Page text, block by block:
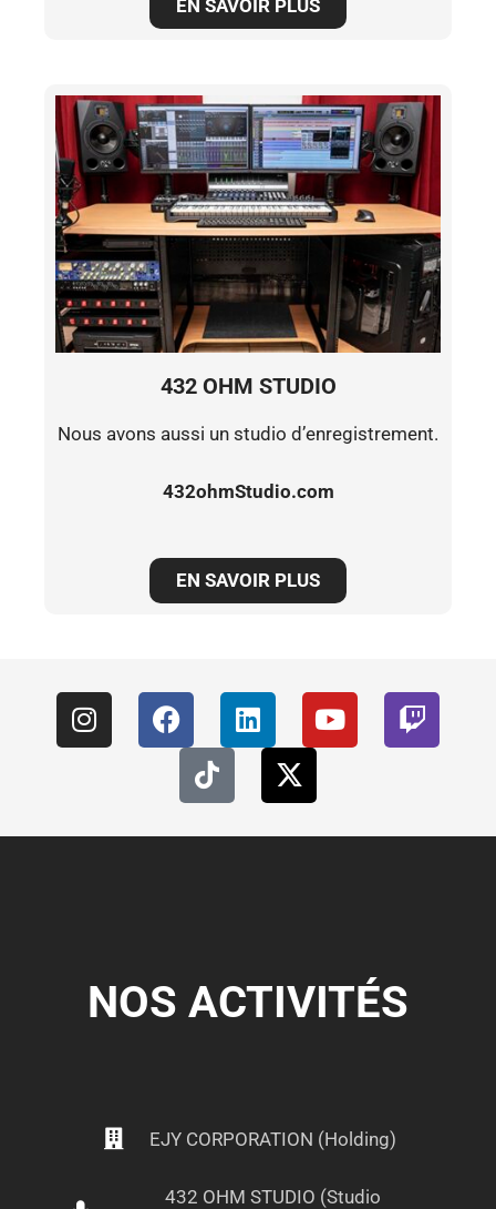
EN SAVOIR PLUS
432 OHM STUDIO
Nous avons aussi un studio d’enregistrement.
432ohmStudio.com
EN SAVOIR PLUS
NOS ACTIVITÉS
EJY CORPORATION (Holding)
432 OHM STUDIO (Studio